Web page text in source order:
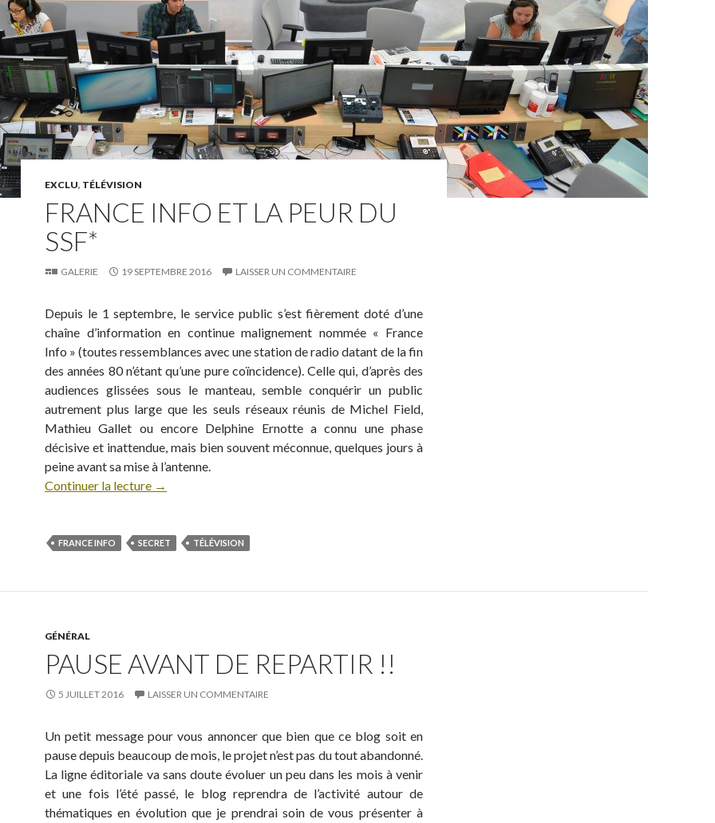
EXCLU, TÉLÉVISION
FRANCE INFO ET LA PEUR DU
SSF*
GALERIE 19 SEPTEMBRE 2016 LAISSER UN COMMENTAIRE
Depuis le 1 septembre, le service public s’est fièrement doté d’une
chaîne d’information en continue malignement nommée « France
Info » (toutes ressemblances avec une station de radio datant de la fin
des années 80 n’étant qu’une pure coïncidence). Celle qui, d’après des
audiences glissées sous le manteau, semble conquérir un public
autrement plus large que les seuls réseaux réunis de Michel Field,
Mathieu Gallet ou encore Delphine Ernotte a connu une phase
décisive et inattendue, mais bien souvent méconnue, quelques jours à
peine avant sa mise à l’antenne.
Continuer la lecture →
FRANCE INFO SECRET TÉLÉVISION
GÉNÉRAL
PAUSE AVANT DE REPARTIR !!
5 JUILLET 2016 LAISSER UN COMMENTAIRE
Un petit message pour vous annoncer que bien que ce blog soit en
pause depuis beaucoup de mois, le projet n’est pas du tout abandonné.
La ligne éditoriale va sans doute évoluer un peu dans les mois à venir
et une fois l’été passé, le blog reprendra de l’activité autour de
thématiques en évolution que je prendrai soin de vous présenter à